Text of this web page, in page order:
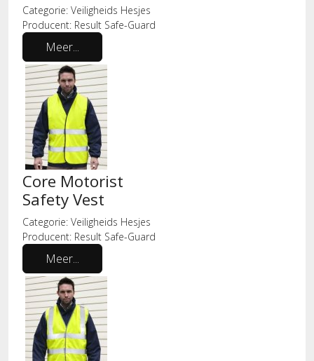
Categorie: Veiligheids Hesjes
Producent: Result Safe-Guard
Meer...
Core Motorist
Safety Vest
Categorie: Veiligheids Hesjes
Producent: Result Safe-Guard
Meer...